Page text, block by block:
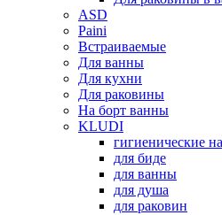
ASD
Paini
Встраиваемые
Для ванны
Для кухни
Для раковины
На борт ванны
KLUDI
гигиенические
для биде
для ванны
для душа
для раковин